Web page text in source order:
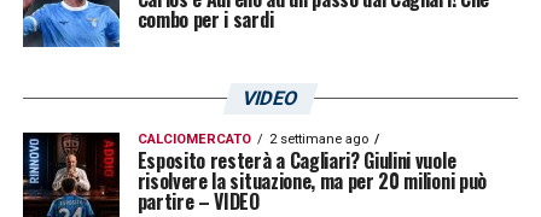
combo per i sardi
VIDEO
CALCIOMERCATO 2 settimane ago
Esposito resterà a Cagliari? Giulini vuole
risolvere la situazione, ma per 20 milioni può
partire – VIDEO